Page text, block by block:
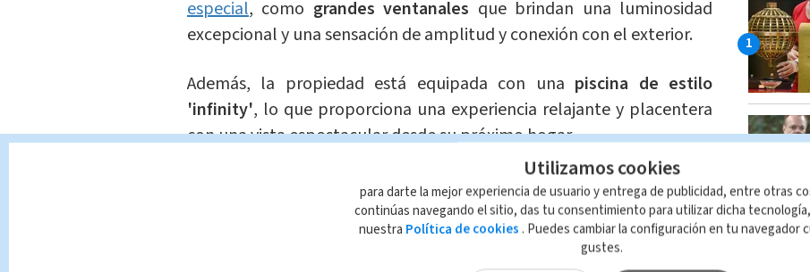
especial, como grandes ventanales que brindan una luminosidad
excepcional y una sensación de amplitud y conexión con el exterior.
Además, la propiedad está equipada con una piscina de estilo
'infinity', lo que proporciona una experiencia relajante y placentera
con una vista espectacular desde su próximo hogar.
Uno de los atractivos más llamativos de la nueva casa es elpequeño
campo de fútbol privado, que ha llamado laatenciónde Piqué
debido a su pasión por el deporte.
Utilizamos cookies
para darte la mejor experiencia de usuario y entrega de publicidad, entre otras
continúas navegando el sitio, das tu consentimiento para utilizar dicha
nuestra Política de cookies . Puedes cambiar la configuración en tu navegador
gustes.